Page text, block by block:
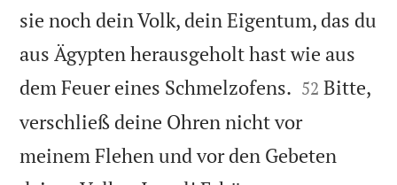
sie noch dein Volk, dein Eigentum, das du
aus Ägypten herausgeholt hast wie aus
dem Feuer eines Schmelzofens. 

52 Bitte,
verschließ deine Ohren nicht vor
meinem Flehen und vor den Gebeten